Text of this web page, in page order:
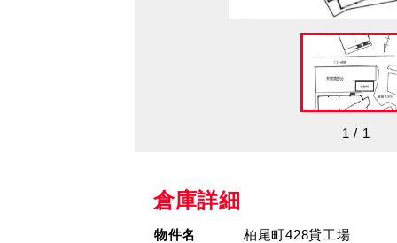
1/ 1
倉庫詳細
物件名
柏尾町428貸工場